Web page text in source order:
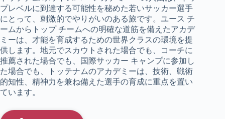
プレベルに到達する可能性を秘めた若いサッカー選手
にとって、刺激的でやりがいのある旅です。ユース チ
ームからトップ チームへの明確な道筋を備えたアカデ
ミーは、才能を育成するための世界クラスの環境を提
供します。地元でスカウトされた場合でも、コーチに
推薦された場合でも、国際サッカー キャンプに参加し
た場合でも、トッテナムのアカデミーは、技術、戦術
的知性、精神力を兼ね備えた選手の育成に重点を置い
ています。